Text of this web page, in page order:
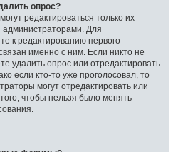
опрос?
редактироваться только их
Для
к редактированию первого
именно с ним. Если никто не
удалить опрос или отредактировать
если кто-то уже проголосовал, то
могут отредактировать или
чтобы нельзя было менять